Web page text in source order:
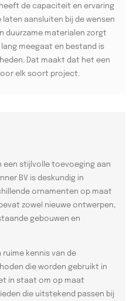
de capaciteit en ervaring
aansluiten bij de wensen
duurzame materialen zorgt
meegaat en bestand is
Dat maakt dat het een
elk soort project.
een stijlvolle toevoeging aan
BV is deskundig in
ornamenten op maat
zowel nieuwe ontwerpen,
gebouwen en
kennis van de
die worden gebruikt in
in staat om op maat
die uitstekend passen bij